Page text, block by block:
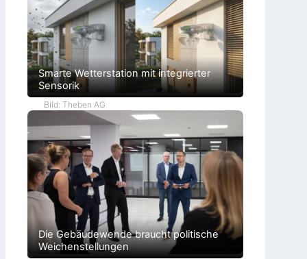
Smarte Wetterstation mit integrierter
Sensorik
Bild: Theben AG
Die Gebäudewende braucht politische
Weichenstellungen